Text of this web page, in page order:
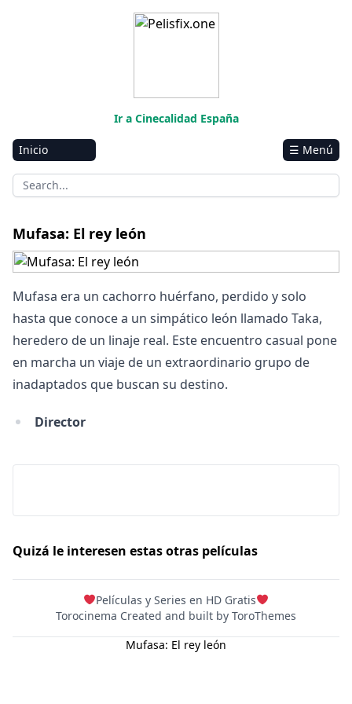
Mufasa: El rey león
Ir a Cinecalidad España
Inicio
Amazon
Netflix
Disney+
HBO-Max
Marvel
Vix+Original
Hulu
DC
☰ Menú
Mufasa: El rey león
Mufasa era un cachorro huérfano, perdido y solo
hasta que conoce a un simpático león llamado Taka,
heredero de un linaje real. Este encuentro casual pone
en marcha un viaje de un extraordinario grupo de
inadaptados que buscan su destino.
Director
Quizá le interesen estas otras películas
Películas y Series en HD Gratis
Torocinema Created and built by ToroThemes